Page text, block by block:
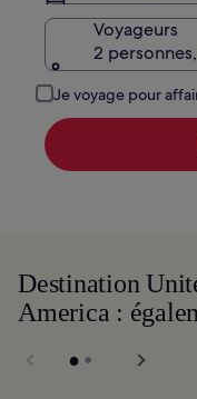
Voyageurs
2
Je voyage pour
Destination
America :